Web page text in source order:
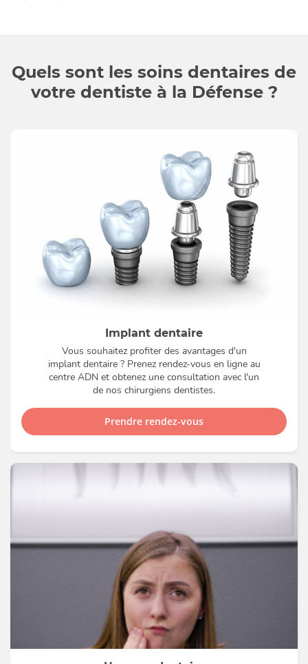
Quels sont les soins dentaires de
votre dentiste à la Défense ?
Implant dentaire
Vous souhaitez profiter des avantages d'un
implant dentaire ? Prenez rendez-vous en ligne au
centre ADN et obtenez une consultation avec l'un
de nos chirurgiens dentistes.
Prendre rendez-vous